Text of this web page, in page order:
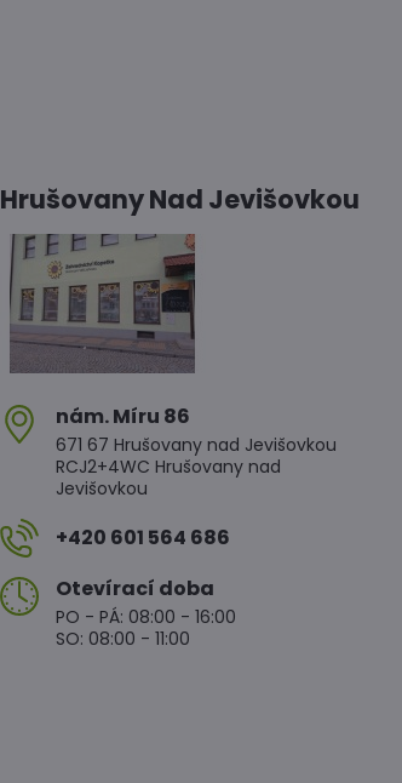
Hrušovany Nad Jevišovkou
nám​. Míru 86
671 67 Hrušovany nad Jevišovkou
RCJ2+4WC Hrušovany nad
Jevišovkou
+420 601 564 686
Otevírací doba
PO - PÁ: 08:00 - 16:00
SO: 08:00 - 11:00